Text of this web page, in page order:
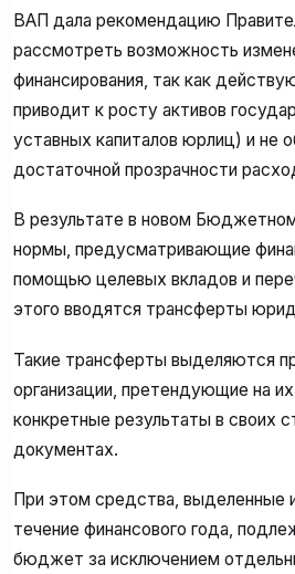
ВАП дала рекомендацию
рассмотреть возможность
финансирования, так как
приводит к росту активов
уставных капиталов юрлиц) и не
достаточной прозрачности
В результате в новом
нормы, предусматривающие
помощью целевых вкладов и
этого вводятся трансферты
Такие трансферты выделяются
организации, претендующие на
конкретные результаты в своих
документах.
При этом средства, выделенные
течение финансового года,
бюджет за исключением